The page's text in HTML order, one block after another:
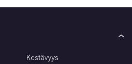
Kestävyys